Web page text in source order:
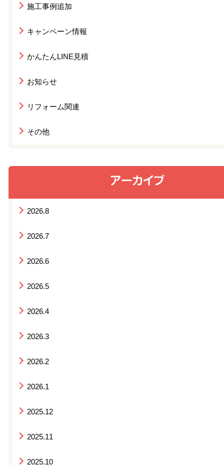
施工事例追加
キャンペーン情報
かんたんLINE見積
お知らせ
リフォーム関連
その他
2026.8
2026.7
2026.6
2026.5
2026.4
2026.3
2026.2
2026.1
2025.12
2025.11
2025.10